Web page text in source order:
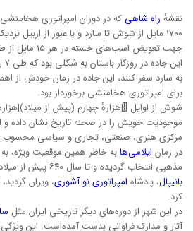
نقشهٔ راه شاهی که در دوران امپراتوری
۱۷۰۰ مایل از شوش تا سارد و با عبور از اربیل
جهت تعویض
به سارد سفر کنند، این جاده در زمان خودش از
برای امپراتوری هخامنشی برخوردار بود.
شوش از اوایل [[|هزارهٔ چهارم (پیش از
موجودیت خویش را در صحنه تاریخ نشان داده و
مرکزی هنری، صنعتی، تجاری و سیاسی
در زمان ایلامی‌هابه خاطر همین موقعیت ویژه،
مذهبی انتخاب گردیده و تا سال ۶۴۰ پیش از میلاد؛ که این شهر توسط
بانیپال، پادشاه امپراتوری نو آشوری، ویران
کرد.
در این شهر از دوره‌های دیگر تاریخی ایران مثل
آثار و مدارک فراوانی بدست آمده‌است. این